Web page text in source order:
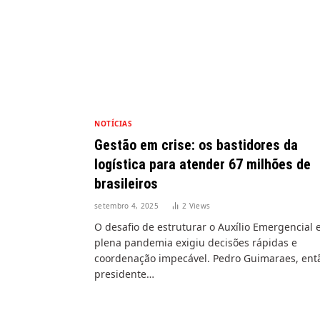
NOTÍCIAS
Gestão em crise: os bastidores da
logística para atender 67 milhões de
brasileiros
setembro 4, 2025 2 Views
O desafio de estruturar o Auxílio Emergencial
plena pandemia exigiu decisões rápidas e
coordenação impecável. Pedro Guimaraes,
presidente…